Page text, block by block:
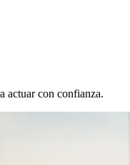
actuar con confianza.